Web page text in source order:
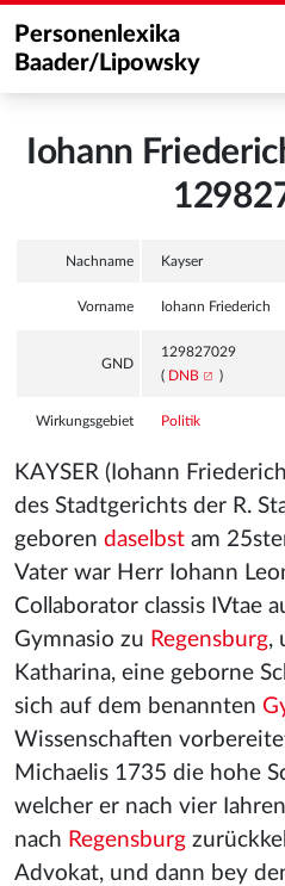
Personenlexika
Baader/Lipowsky
Iohann
Nachname Kayser
Vorname Iohann Friederich
GND
129827029
( DNB )
Wirkungsgebiet Politik
KAYSER (Iohann
des Stadtgerichts der R.
geboren daselbst am
Vater war Herr Iohann
Collaborator classis IVtae
Gymnasio zu Regensburg,
Katharina, eine geborne
sich auf dem benannten
Wissenschaften
Michaelis 1735 die hohe
welcher er nach vier
nach Regensburg
Advokat, und dann bey